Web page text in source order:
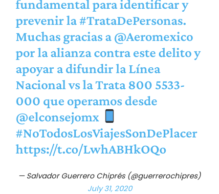
fundamental para identificar y
prevenir la#TrataDePersonas.
Muchas gracias a@Aeromexico
por la alianza contra este delito y
apoyar a difundir la Línea
Nacional vs la Trata 800 5533-
000 que operamos desde
@elconsejomx
#NoTodosLosViajesSonDePlacer
https://t.co/LwhABHkOQo
— Salvador Guerrero Chiprés (@guerrerochipres)
July 31, 2020